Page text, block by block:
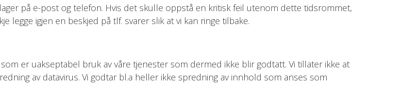
på e-post og telefon. Hvis det skulle oppstå en kritisk feil utenom dette tidsrommet,
legge igjen en beskjed på tlf. svarer slik at vi kan ringe tilbake.
er uakseptabel bruk av våre tjenester som dermed ikke blir godtatt. Vi tillater ikke at
av datavirus. Vi godtar bl.a heller ikke spredning av innhold som anses som